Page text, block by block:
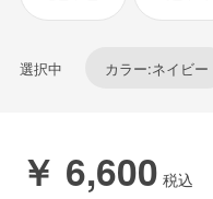
選択中 カラー:ネイビー
￥ 6,600